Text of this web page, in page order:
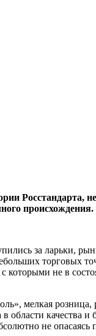
Росстандарта, не
происхождения.
за ларьки,
торговых
которыми не в
мелкая
качества и
не опасаясь